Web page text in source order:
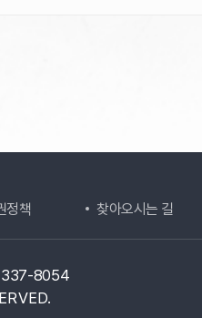
정책 찾아오시는 길
8054